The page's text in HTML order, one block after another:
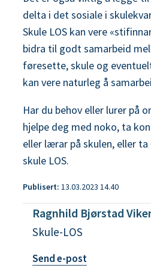
delta i det sosiale i
Skule LOS kan vere
bidra til godt samarbeid
føresette, skule og
kan vere naturleg å
Har du behov eller lurer på
hjelpe deg med noko, ta
eller lærar på skulen, eller
skule LOS.
Publisert 13.03.2023 14.40
Ragnhild Bjørstad
Skule-LOS
Send e-post